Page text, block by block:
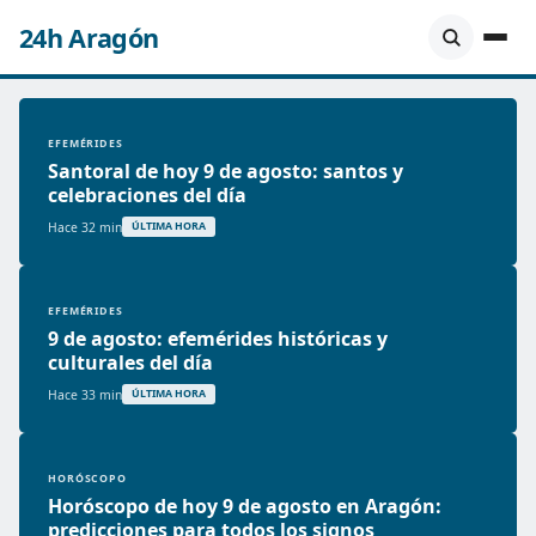
24h Aragón
EFEMÉRIDES
Santoral de hoy 9 de agosto: santos y
celebraciones del día
Hace 32 min ÚLTIMA HORA
EFEMÉRIDES
9 de agosto: efemérides históricas y
culturales del día
Hace 33 min ÚLTIMA HORA
HORÓSCOPO
Horóscopo de hoy 9 de agosto en Aragón:
predicciones para todos los signos